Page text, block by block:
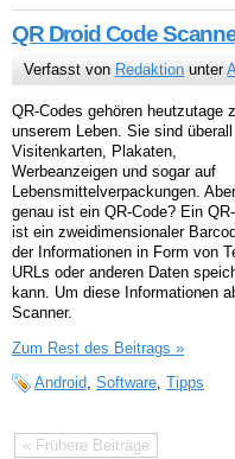
QR Droid Code
Verfasst von Redaktion unter
QR-Codes gehören heutzutage
unserem Leben. Sie sind
Visitenkarten, Plakaten,
Werbeanzeigen und sogar auf
Lebensmittelverpackungen.
genau ist ein QR-Code? Ein
ist ein zweidimensionaler
der Informationen in Form von
URLs oder anderen Daten
kann. Um diese Informationen
Scanner.
Zum Rest des Beitrags »
Android, Software, Tipps
« Frühere Beiträge